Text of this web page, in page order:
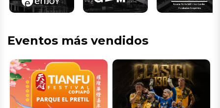
Eventos más vendidos